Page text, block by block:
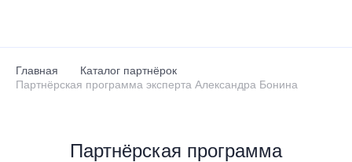
Главная
Каталог партнёрок
Партнёрская программа эксперта Александра Бонина
Партнёрская программа